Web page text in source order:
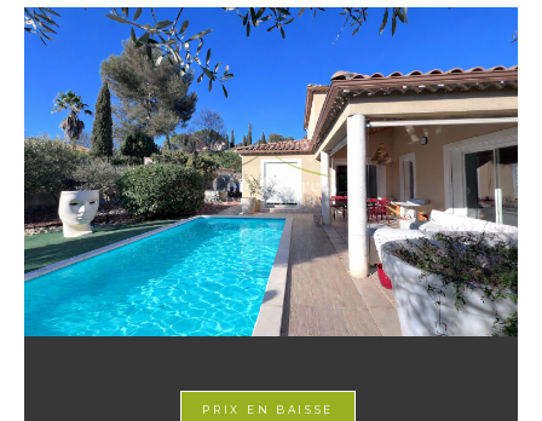
PRIX EN BAISSE